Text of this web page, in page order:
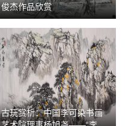
俊杰作品欣赏
古玩赏析：中国李可染书画